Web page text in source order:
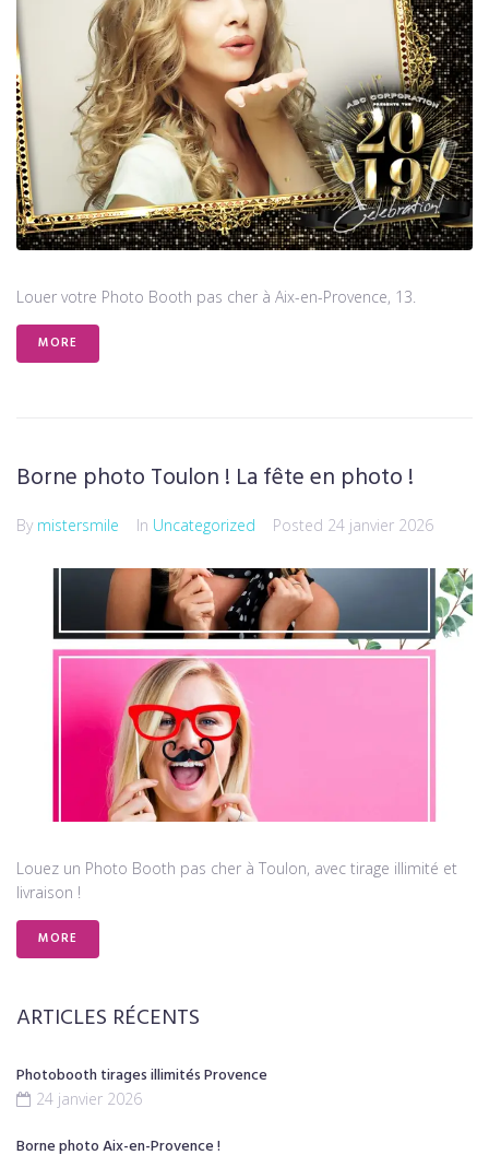
Louer votre Photo Booth pas cher à Aix-en-Provence, 13.
MORE
Borne photo Toulon ! La fête en photo !
By mistersmile In Uncategorized Posted 24 janvier 2026
Louez un Photo Booth pas cher à Toulon, avec tirage illimité et
livraison !
MORE
ARTICLES RÉCENTS
Photobooth tirages illimités Provence
24 janvier 2026
Borne photo Aix-en-Provence !